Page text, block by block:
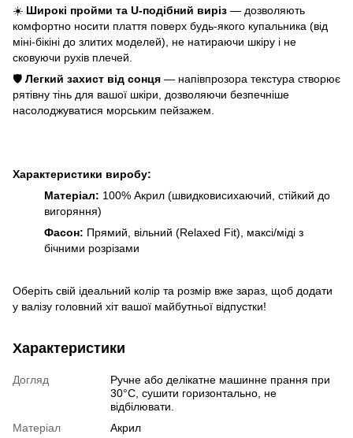
☀️ Широкі пройми та U-подібний виріз — дозволяють
комфортно носити плаття поверх будь-якого купальника (від
міні-бікіні до злитих моделей), не натираючи шкіру і не
сковуючи рухів плечей.
🛡️ Легкий захист від сонця — напівпрозора текстура створює
рятівну тінь для вашої шкіри, дозволяючи безпечніше
насолоджуватися морським пейзажем.
Характеристики виробу:
Матеріал: 100% Акрил (швидковисихаючий, стійкий до
вигоряння)
Фасон: Прямий, вільний (Relaxed Fit), максі/міді з
бічними розрізами
Оберіть свій ідеальний колір та розмір вже зараз, щоб додати
у валізу головний хіт вашої майбутньої відпустки!
Характеристики
Догляд
Ручне або делікатне машинне прання при
30°C, сушити горизонтально, не
відбілювати.
Матеріал
Акрил